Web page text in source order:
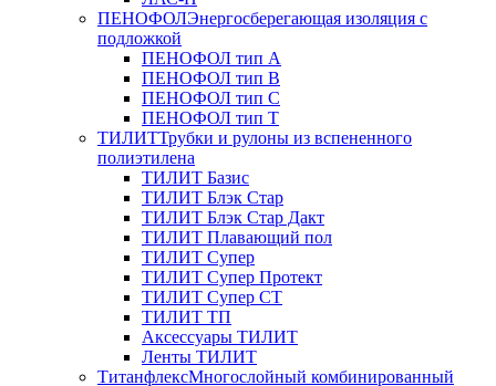
ПЕНОФОЛЭнергосберегающая изоляция с
подложкой
ПЕНОФОЛ тип А
ПЕНОФОЛ тип B
ПЕНОФОЛ тип C
ПЕНОФОЛ тип T
ТИЛИТТрубки и рулоны из вспененного
полиэтилена
ТИЛИТ Базис
ТИЛИТ Блэк Стар
ТИЛИТ Блэк Стар Дакт
ТИЛИТ Плавающий пол
ТИЛИТ Супер
ТИЛИТ Супер Протект
ТИЛИТ Супер СТ
ТИЛИТ ТП
Аксессуары ТИЛИТ
Ленты ТИЛИТ
ТитанфлексМногослойный комбинированный